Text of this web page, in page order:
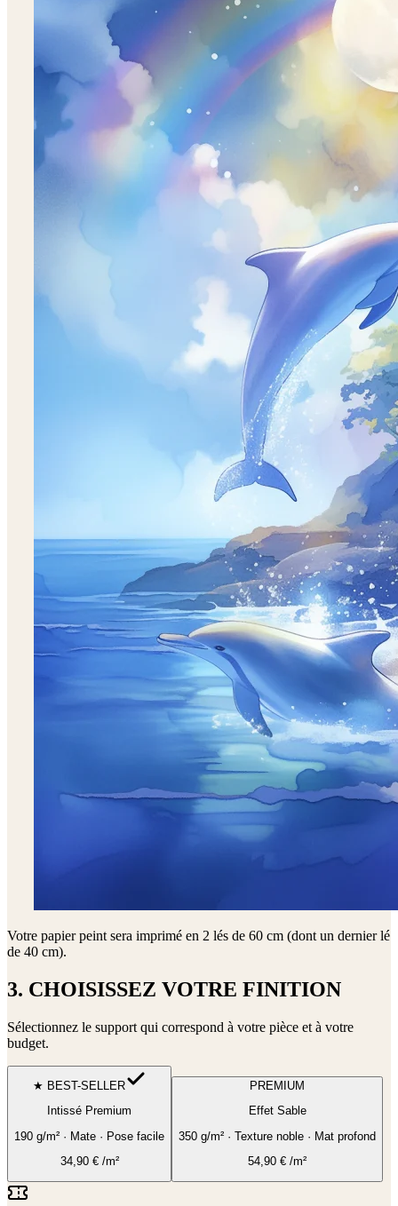
Votre papier peint sera imprimé en 2 lés de 60 cm (dont un dernier lé
de 40 cm).
3. CHOISISSEZ VOTRE FINITION
Sélectionnez le support qui correspond à votre pièce et à votre
budget.
★ BEST-SELLER
Intissé Premium
190 g/m² · Mate · Pose facile
34,90€/m²
PREMIUM
Effet Sable
350 g/m² · Texture noble · Mat profond
54,90 € /m²